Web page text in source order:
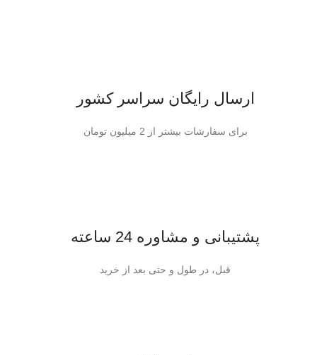
ارسال رایگان سراسر کشور
برای سفارشات بیشتر از 2 میلیون تومان
پشتیبانی و مشاوره 24 ساعته
قبل، در طول و حتی بعد از خرید